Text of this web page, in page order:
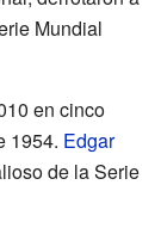
Mundial
en cinco
1954. Edgar
de la Serie